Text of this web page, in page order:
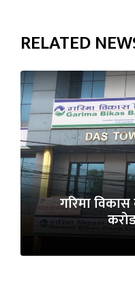
RELATED
गरिमा